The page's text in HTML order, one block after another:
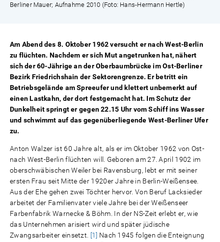
Berliner Mauer; Aufnahme 2010 (Foto: Hans-Hermann Hertle)
Am Abend des 8. Oktober 1962 versucht er nach West-Berlin
zu flüchten. Nachdem er sich Mut angetrunken hat, nähert
sich der 60-Jährige an der Oberbaumbrücke im Ost-Berliner
Bezirk Friedrichshain der Sektorengrenze. Er betritt ein
Betriebsgelände am Spreeufer und klettert unbemerkt auf
einen Lastkahn, der dort festgemacht hat. Im Schutz der
Dunkelheit springt er gegen 22.15 Uhr vom Schiff ins Wasser
und schwimmt auf das gegenüberliegende West-Berliner Ufer
zu.
Anton Walzer ist 60 Jahre alt, als er im Oktober 1962 von Ost-
nach West-Berlin flüchten will. Geboren am 27. April 1902 im
oberschwäbischen Weiler bei Ravensburg, lebt er mit seiner
ersten Frau seit Mitte der 1920er Jahre in Berlin-Weißensee.
Aus der Ehe gehen zwei Töchter hervor. Von Beruf Lacksieder
arbeitet der Familienvater viele Jahre bei der Weißenseer
Farbenfabrik Warnecke & Böhm. In der NS-Zeit erlebt er, wie
das Unternehmen arisiert wird und später jüdische
Zwangsarbeiter einsetzt. [1] Nach 1945 folgen die Enteignung